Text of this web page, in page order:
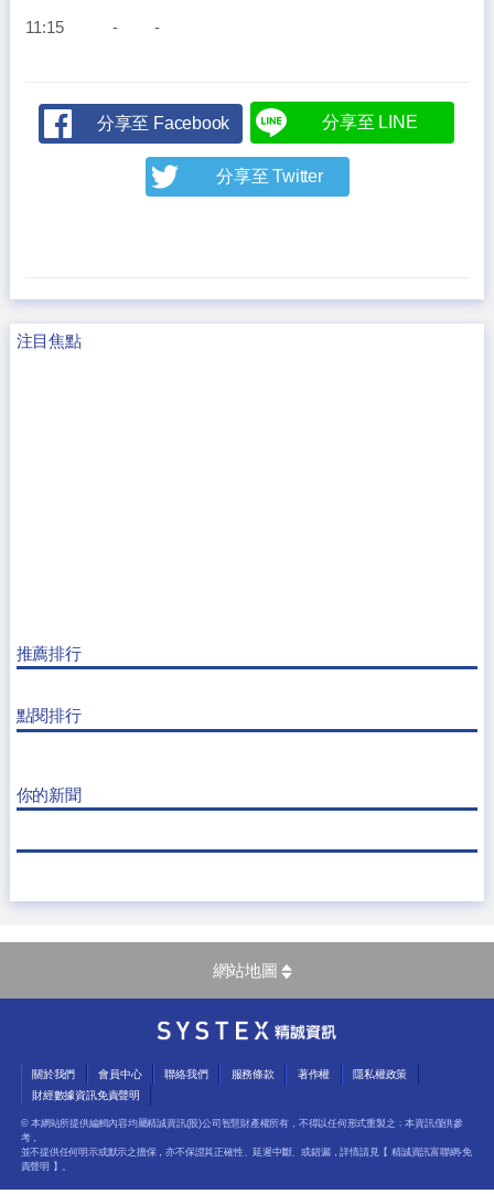
11:15 - -
分享至 Facebook 分享至 LINE
分享至 Twitter
注目焦點
推薦排行
點閱排行
你的新聞
網站地圖
關於我們 會員中心 聯絡我們 服務條款 著作權
隱私權政策
財經數據資訊免責聲明
© 本網站所提供編輯內容均屬精誠資訊(股)公司智慧財產權所有，不得以任何形式重製之﹔本資訊僅供參
考，
並不提供任何明示或默示之擔保，亦不保證其正確性、延遲中斷、或錯漏，詳情請見【 精誠資訊富聯網-免
責聲明 】。